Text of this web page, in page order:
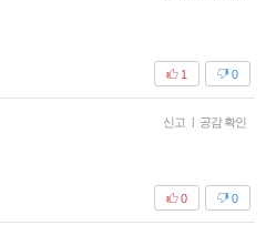
0
1
신고 | 공감 확인
0
0